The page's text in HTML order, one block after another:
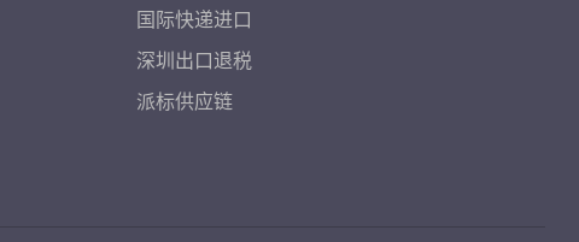
国际快递进口
深圳出口退税
派标供应链